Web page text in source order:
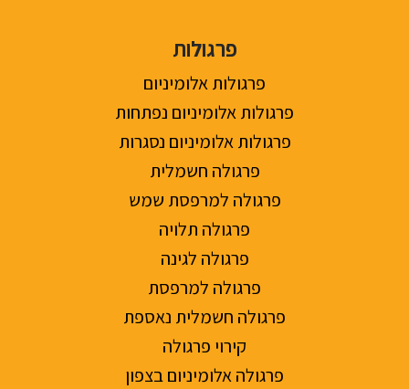
פרגולות
פרגולות אלומיניום
פרגולות אלומיניום נפתחות
פרגולות אלומיניום נסגרות
פרגולה חשמלית
פרגולה למרפסת שמש
פרגולה תלויה
פרגולה לגינה
פרגולה למרפסת
פרגולה חשמלית נאספת
קירוי פרגולה
פרגולה אלומיניום בצפון